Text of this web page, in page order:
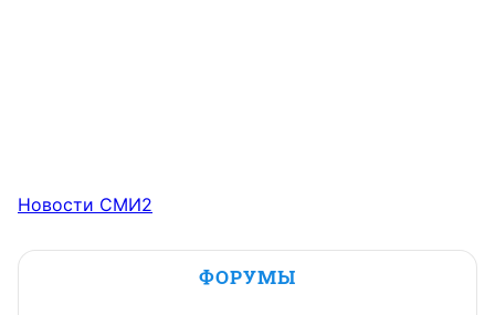
Новости СМИ2
ФОРУМЫ